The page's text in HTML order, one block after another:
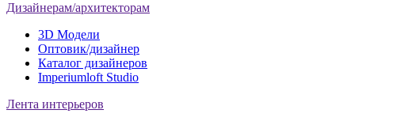
Дизайнерам/архитекторам
3D Модели
Оптовик/дизайнер
Каталог дизайнеров
Imperiumloft Studio
Лента интерьеров